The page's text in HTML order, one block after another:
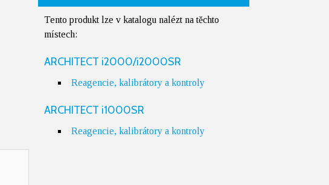
Tento produkt lze v katalogu nalézt na těchto
místech:
ARCHITECT i2000/i2000SR
Reagencie, kalibrátory a kontroly
ARCHITECT i1000SR
Reagencie, kalibrátory a kontroly